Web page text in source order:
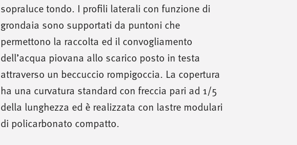
sopraluce tondo. I profili laterali con funzione di
grondaia sono supportati da puntoni che
permettono la raccolta ed il convogliamento
dell’acqua piovana allo scarico posto in testa
attraverso un beccuccio rompigoccia. La copertura
ha una curvatura standard con freccia pari ad 1/5
della lunghezza ed è realizzata con lastre modulari
di policarbonato compatto.